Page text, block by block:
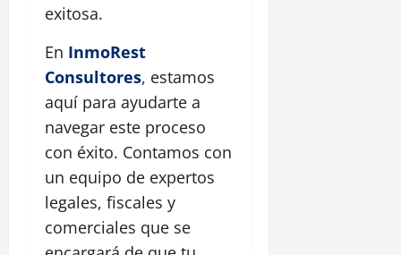
exitosa.
En InmoRest
Consultores, estamos
aquí para ayudarte a
navegar este proceso
con éxito. Contamos con
un equipo de expertos
legales, fiscales y
comerciales que se